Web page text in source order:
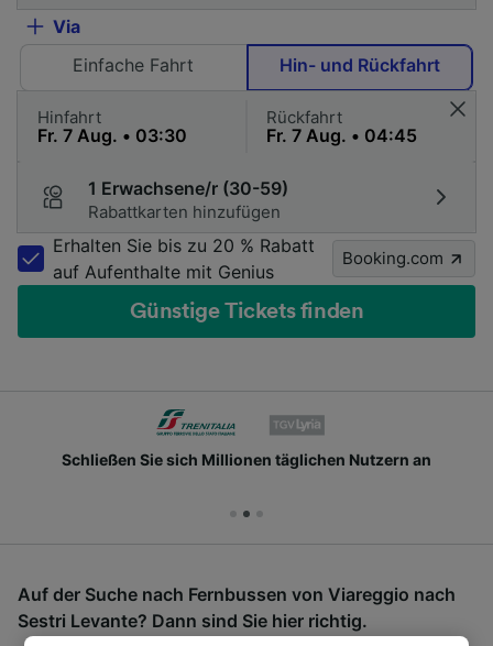
Via
Einfache Fahrt
Hin- und Rückfahrt
Hinfahrt Rückfahrt
1 Erwachsene/r (30-59)
Rabattkarten hinzufügen
Erhalten Sie bis zu 20 % Rabatt
auf Aufenthalte mit Genius
Booking.com
Günstige Tickets finden
Schließen Sie sich Millionen täglichen Nutzern an
Auf der Suche nach Fernbussen von Viareggio nach
Sestri Levante? Dann sind Sie hier richtig.